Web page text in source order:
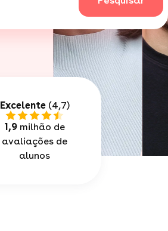
Excelente(4,7)
1,9milhão de
avaliações de
alunos